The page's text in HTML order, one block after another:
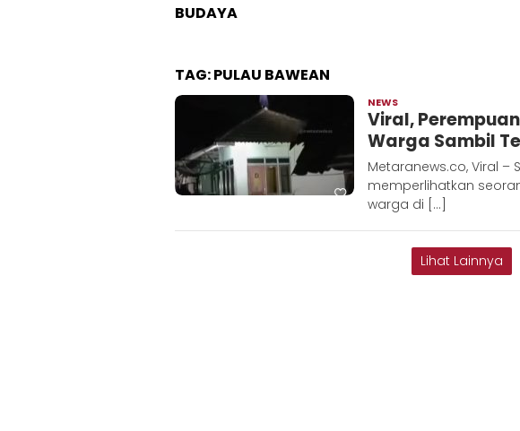
BUDAYA
TAG:PULAU BAWEAN
NEWS
Metara
Viral,
Warga Sambil
Metaranews.co, Viral –
memperlihatkan
warga di […]
Lihat Lainnya